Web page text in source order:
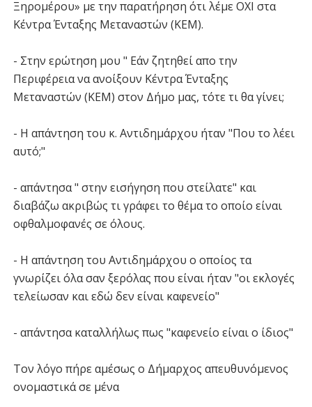
Ξηρομέρου» με την παρατήρηση ότι λέμε ΟΧΙ στα
Κέντρα Ένταξης Μεταναστών (ΚΕΜ).
- Στην ερώτηση μου " Εάν ζητηθεί απο την
Περιφέρεια να ανοίξουν Κέντρα Ένταξης
Μεταναστών (ΚΕΜ) στον Δήμο μας, τότε τι θα γίνει;
- Η απάντηση του κ. Αντιδημάρχου ήταν "Που το λέει
αυτό;"
- απάντησα " στην εισήγηση που στείλατε" και
διαβάζω ακριβώς τι γράφει το θέμα το οποίο είναι
οφθαλμοφανές σε όλους.
- Η απάντηση του Αντιδημάρχου ο οποίος τα
γνωρίζει όλα σαν ξερόλας που είναι ήταν "οι εκλογές
τελείωσαν και εδώ δεν είναι καφενείο"
- απάντησα καταλλήλως πως "καφενείο είναι ο ίδιος"
Τον λόγο πήρε αμέσως ο Δήμαρχος απευθυνόμενος
ονομαστικά σε μένα